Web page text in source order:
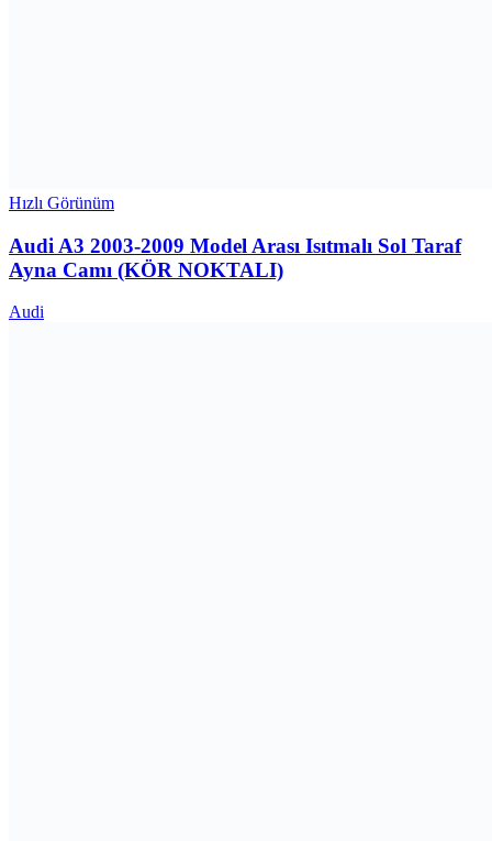
Hızlı Görünüm
Audi A3 2003-2009 Model Arası Isıtmalı Sol Taraf
Ayna Camı (KÖR NOKTALI)
Audi